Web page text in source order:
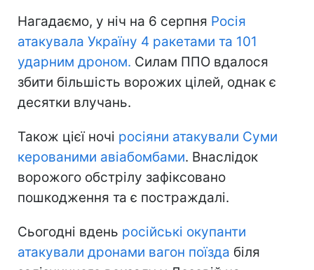
Нагадаємо, у ніч на 6 серпня Росія
атакувала Україну 4 ракетами та 101
ударним дроном. Силам ППО вдалося
збити більшість ворожих цілей, однак є
десятки влучань.
Також цієї ночі росіяни атакували Суми
керованими авіабомбами. Внаслідок
ворожого обстрілу зафіксовано
пошкодження та є постраждалі.
Сьогодні вдень російські окупанти
атакували дронами вагон поїзда біля